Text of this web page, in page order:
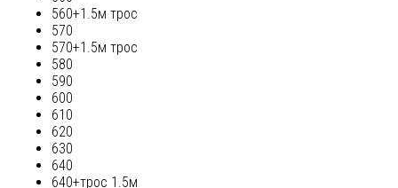
560+1.5м трос
570
570+1.5м трос
580
590
600
610
620
630
640
640+трос 1.5м